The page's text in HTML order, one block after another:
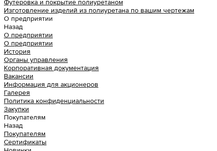
Футеровка и покрытие полиуретаном
Изготовление изделий из полиуретана по вашим чертежам
О предприятии
Назад
О предприятии
О предприятии
История
Органы управления
Корпоративная документация
Вакансии
Информация для акционеров
Галерея
Политика конфиденциальности
Закупки
Покупателям
Назад
Покупателям
Сертификаты